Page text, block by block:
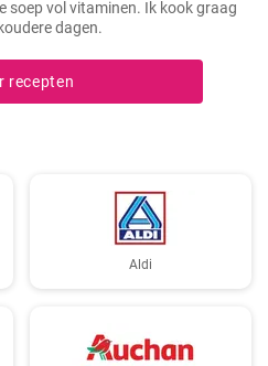
soep vol vitaminen. Ik kook graag
dagen.
recepten
Aldi